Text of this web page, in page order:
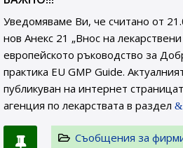
Уведомяваме Ви, че считано от
нов Анекс 21 „Внос на
европейското ръководство за
практика EU GMP Guide.
публикуван на интернет
агенция по лекарствата в раздел
Съобщения за